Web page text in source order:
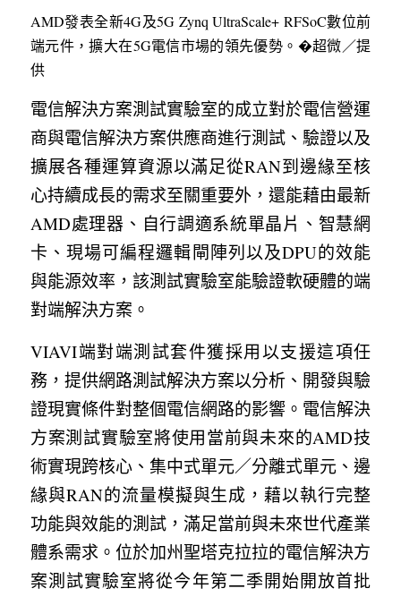
AMD發表全新4G及5G Zynq UltraScale+ RFSoC數位前
端元件，擴大在5G電信市場的領先優勢。�超微／提
供
電信解決方案測試實驗室的成立對於電信營運
商與電信解決方案供應商進行測試、驗證以及
擴展各種運算資源以滿足從RAN到邊緣至核
心持續成長的需求至關重要外，還能藉由最新
AMD處理器、自行調適系統單晶片、智慧網
卡、現場可編程邏輯閘陣列以及DPU的效能
與能源效率，該測試實驗室能驗證軟硬體的端
對端解決方案。
VIAVI端對端測試套件獲採用以支援這項任
務，提供網路測試解決方案以分析、開發與驗
證現實條件對整個電信網路的影響。電信解決
方案測試實驗室將使用當前與未來的AMD技
術實現跨核心、集中式單元／分離式單元、邊
緣與RAN的流量模擬與生成，藉以執行完整
功能與效能的測試，滿足當前與未來世代產業
體系需求。位於加州聖塔克拉拉的電信解決方
案測試實驗室將從今年第二季開始開放首批